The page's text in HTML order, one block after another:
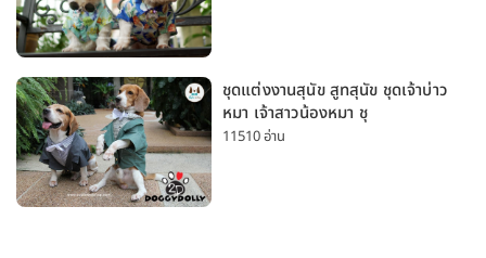
ชุดแต่งงานสุนัข สูทสุนัข ชุดเจ้าบ่าว
หมา เจ้าสาวน้องหมา ชุ
11510 อ่าน